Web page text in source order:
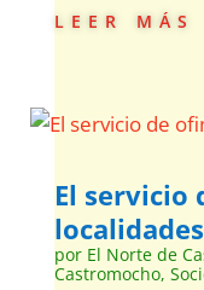
leer más
El servicio
localidades
por El Norte de
Castromocho,